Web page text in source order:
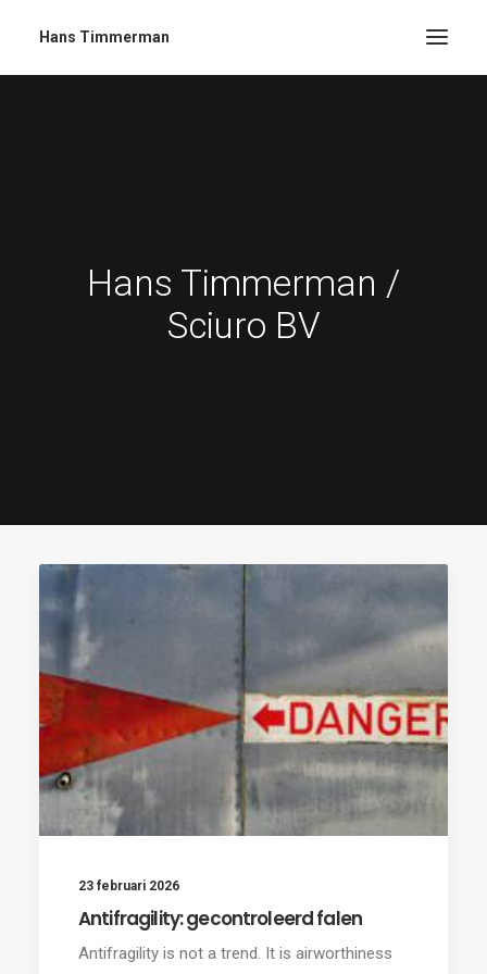
Hans Timmerman
Hans Timmerman /
Sciuro BV
23 februari 2026
Antifragility: gecontroleerd falen
Antifragility is not a trend. It is airworthiness